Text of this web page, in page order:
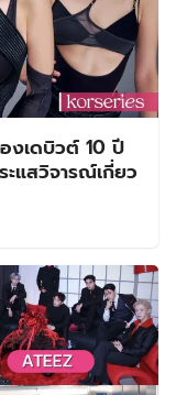
งเดบิวต์ 10 ปี
แสวิจารณ์เกี่ยว